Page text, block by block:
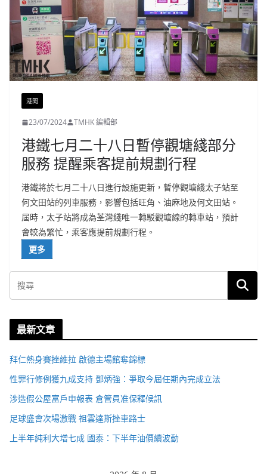
港聞
23/07/2024 TMHK 編輯部
港鐵七月二十八日暫停觀塘綫部分
服務 提醒乘客提前規劃行程
港鐵將於七月二十八日進行設施更新，暫停觀塘綫太子站至
何文田站的列車服務，影響包括旺角、油麻地及何文田站。
屆時，太子站將成為荃灣綫唯一轉駁觀塘線的轉車站，預計
會較為繁忙，乘客應提前規劃行程。
更多
最新文章
拜仁熱身賽挫維拉 啟德主場館奪錦標
性罪行修例獲九成支持 鄧炳強：爭取今屆任期內完成立法
涉造假公屋富戶申報表 倉管員准保釋候訊
足球盛會次場激戰 祖雲達斯挫車路士
上半年純利大增七成 國泰：下半年油價續波動